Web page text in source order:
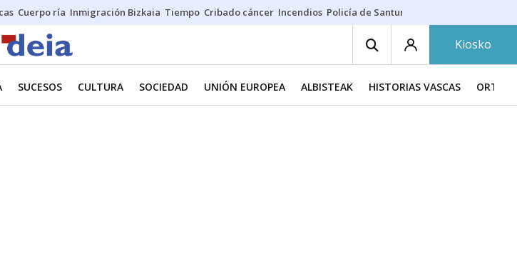
Cuerpo ría Inmigración Bizkaia Tiempo Cribado cáncer Incendios Policía de Santurtzi
Kiosko
SUCESOS CULTURA SOCIEDAD UNIÓN EUROPEA ALBISTEAK HISTORIAS VASCAS